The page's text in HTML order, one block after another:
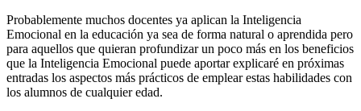
Probablemente muchos docentes ya aplican la Inteligencia
Emocional en la educación ya sea de forma natural o aprendida pero
para aquellos que quieran profundizar un poco más en los beneficios
que la Inteligencia Emocional puede aportar explicaré en próximas
entradas los aspectos más prácticos de emplear estas habilidades con
los alumnos de cualquier edad.